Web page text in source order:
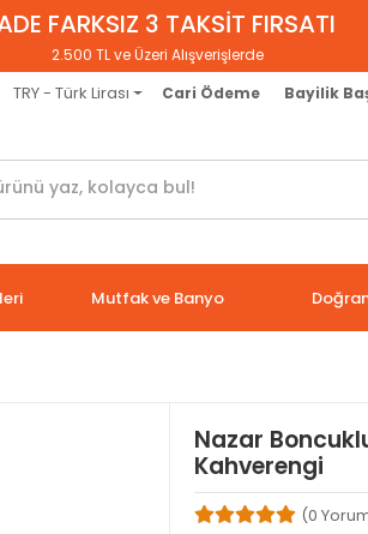
FARKSIZ 3 TAKSİT FIRSATI
2.500 TL ve Üzeri Alışverişlerde
TRY - Türk Lirası Cari Ödeme Bayilik
Mutfak ve Banyo
Nazar
Kahverengi
(0